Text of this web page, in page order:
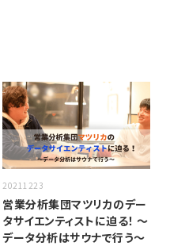
20211223
営業分析集団マツリカのデー
タサイエンティストに迫る！ 〜
データ分析はサウナで行う〜